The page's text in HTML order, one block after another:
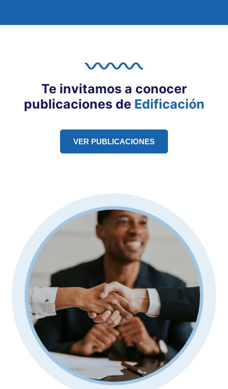
Te invitamos a conocer
publicaciones de Edificación
VER PUBLICACIONES